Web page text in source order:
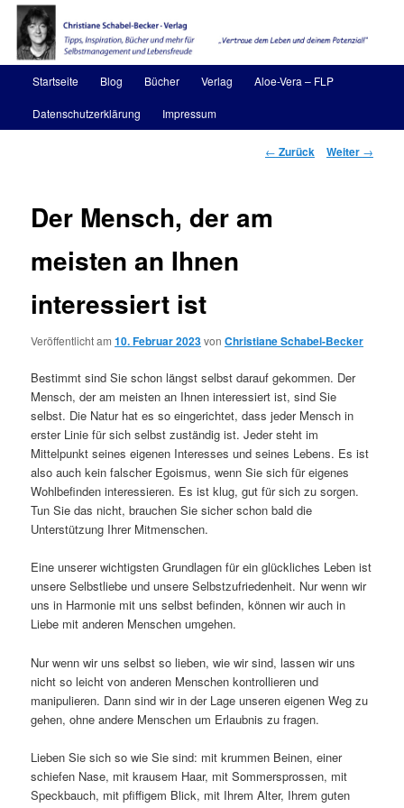
Zum
Inhalt
wechseln
Christiane Schabel-Becker
HauptmenüStartseite Blog Bücher Verlag Aloe-Vera – FLP
Datenschutzerklärung Impressum
Beitragsnavigation
← Zurück Weiter →
Der Mensch, der am
meisten an Ihnen
interessiert ist
Veröffentlicht am10. Februar 2023vonChristiane Schabel-Becker
Bestimmt sind Sie schon längst selbst darauf gekommen. Der
Mensch, der am meisten an Ihnen interessiert ist, sind Sie
selbst. Die Natur hat es so eingerichtet, dass jeder Mensch in
erster Linie für sich selbst zuständig ist. Jeder steht im
Mittelpunkt seines eigenen Interesses und seines Lebens. Es ist
also auch kein falscher Egoismus, wenn Sie sich für eigenes
Wohlbefinden interessieren. Es ist klug, gut für sich zu sorgen.
Tun Sie das nicht, brauchen Sie sicher schon bald die
Unterstützung Ihrer Mitmenschen.
Eine unserer wichtigsten Grundlagen für ein glückliches Leben ist
unsere Selbstliebe und unsere Selbstzufriedenheit. Nur wenn wir
uns in Harmonie mit uns selbst befinden, können wir auch in
Liebe mit anderen Menschen umgehen.
Nur wenn wir uns selbst so lieben, wie wir sind, lassen wir uns
nicht so leicht von anderen Menschen kontrollieren und
manipulieren. Dann sind wir in der Lage unseren eigenen Weg zu
gehen, ohne andere Menschen um Erlaubnis zu fragen.
Lieben Sie sich so wie Sie sind: mit krummen Beinen, einer
schiefen Nase, mit krausem Haar, mit Sommersprossen, mit
Speckbauch, mit pfiffigem Blick, mit Ihrem Alter, Ihrem guten